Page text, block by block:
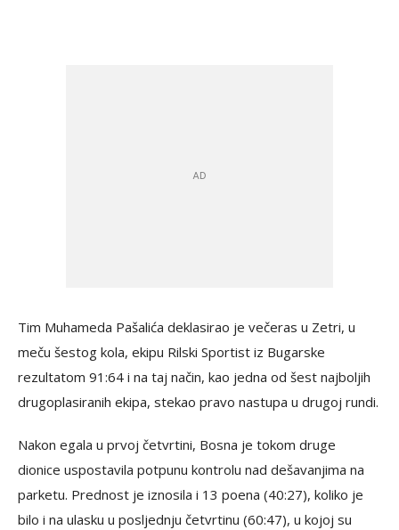
Tim Muhameda Pašalića deklasirao je večeras u Zetri, u
meču šestog kola, ekipu Rilski Sportist iz Bugarske
rezultatom 91:64 i na taj način, kao jedna od šest najboljih
drugoplasiranih ekipa, stekao pravo nastupa u drugoj rundi.
Nakon egala u prvoj četvrtini, Bosna je tokom druge
dionice uspostavila potpunu kontrolu nad dešavanjima na
parketu. Prednost je iznosila i 13 poena (40:27), koliko je
bilo i na ulasku u posljednju četvrtinu (60:47), u kojoj su